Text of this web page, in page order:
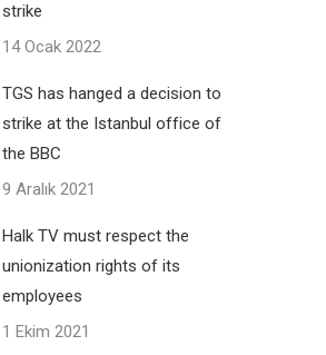
strike
14 Ocak 2022
TGS has hanged a decision to
strike at the Istanbul office of
the BBC
9 Aralık 2021
Halk TV must respect the
unionization rights of its
employees
1 Ekim 2021